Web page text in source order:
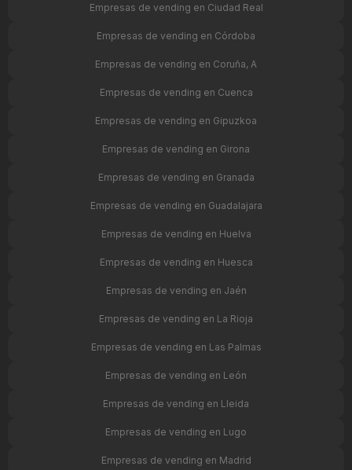
Empresas de vending en Ciudad Real
Empresas de vending en Córdoba
Empresas de vending en Coruña, A
Empresas de vending en Cuenca
Empresas de vending en Gipuzkoa
Empresas de vending en Girona
Empresas de vending en Granada
Empresas de vending en Guadalajara
Empresas de vending en Huelva
Empresas de vending en Huesca
Empresas de vending en Jaén
Empresas de vending en La Rioja
Empresas de vending en Las Palmas
Empresas de vending en León
Empresas de vending en Lleida
Empresas de vending en Lugo
Empresas de vending en Madrid